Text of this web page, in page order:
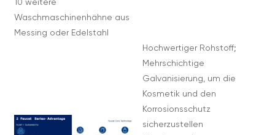
10 weitere
Waschmaschinenhähne aus
Messing oder Edelstahl
Hochwertiger Rohstoff;
Mehrschichtige
Galvanisierung, um die
Kosmetik und den
Korrosionsschutz
sicherzustellen